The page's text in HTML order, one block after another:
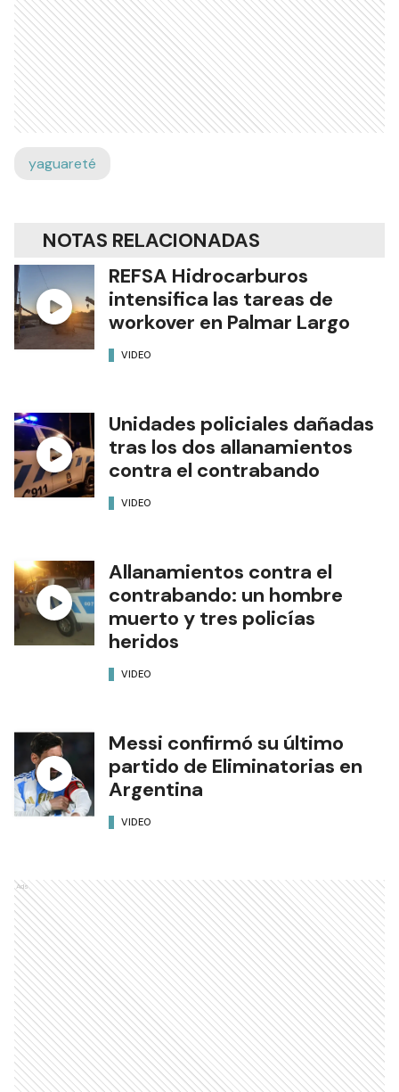
yaguareté
NOTAS RELACIONADAS
REFSA Hidrocarburos
intensifica las tareas de
workover en Palmar Largo
VIDEO
Unidades policiales dañadas
tras los dos allanamientos
contra el contrabando
VIDEO
Allanamientos contra el
contrabando: un hombre
muerto y tres policías
heridos
VIDEO
Messi confirmó su último
partido de Eliminatorias en
Argentina
VIDEO
Ads